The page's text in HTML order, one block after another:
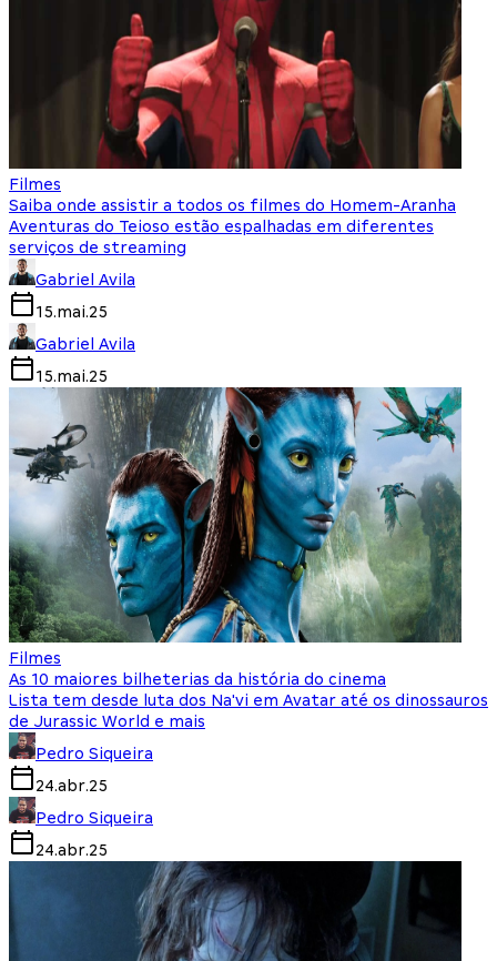
Filmes
Saiba onde assistir a todos os filmes do Homem-Aranha
Aventuras do Teioso estão espalhadas em diferentes
serviços de streaming
Gabriel Avila
15.mai.25
Gabriel Avila
15.mai.25
Filmes
As 10 maiores bilheterias da história do cinema
Lista tem desde luta dos Na'vi em Avatar até os dinossauros
de Jurassic World e mais
Pedro Siqueira
24.abr.25
Pedro Siqueira
24.abr.25